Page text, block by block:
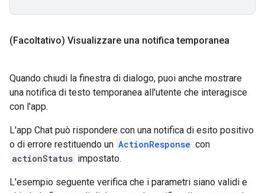
(Facoltativo) Visualizzare una notifica temporanea
Quando chiudi la finestra di dialogo, puoi anche mostrare
una notifica di testo temporanea all'utente che interagisce
con l'app.
L'app Chat può rispondere con una notifica di esito positivo
o di errore restituendo un ActionResponse con
actionStatus impostato.
L'esempio seguente verifica che i parametri siano validi e